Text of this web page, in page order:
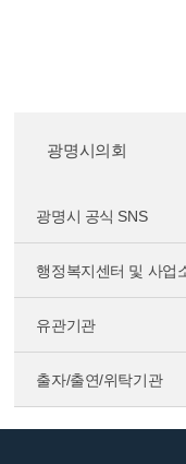
광명시의회
광명시 공식 SNS
행정복지센터 및 사업
유관기관
출자/출연/위탁기관